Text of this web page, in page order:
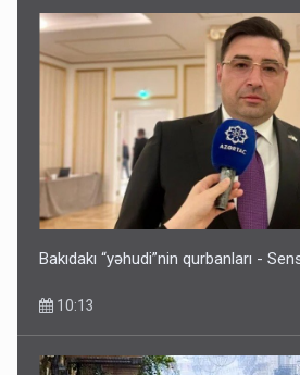
Bakıdakı “yəhudi”nin qurbanları -
10:13